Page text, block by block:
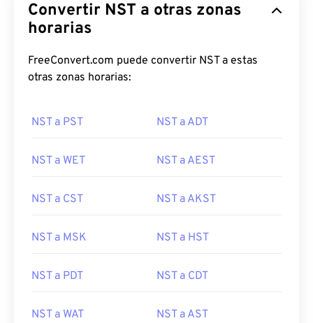
Convertir NST a otras zonas
horarias
FreeConvert.com puede convertir NST a estas
otras zonas horarias:
NST a PST NST a ADT
NST a WET NST a AEST
NST a CST NST a AKST
NST a MSK NST a HST
NST a PDT NST a CDT
NST a WAT NST a AST